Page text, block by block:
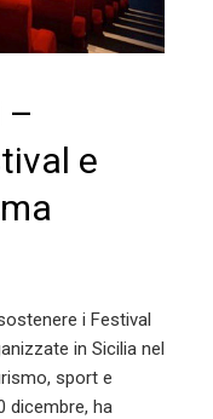
–
e
i Festival
in Sicilia nel
sport e
dicembre, ha